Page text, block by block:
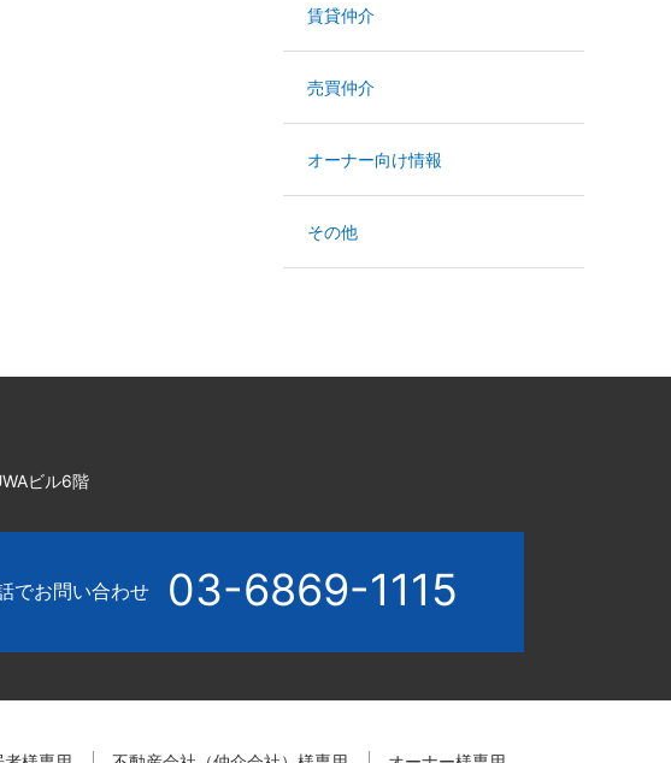
賃貸仲介
売買仲介
オーナー向け情報
その他
ビル6階
でお問い合わせ 03-6869-1115